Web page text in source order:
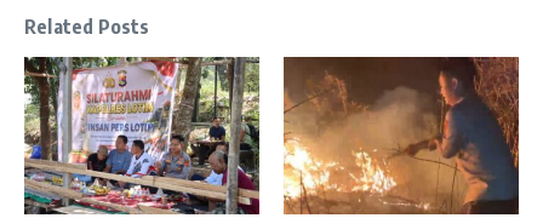
Related Posts